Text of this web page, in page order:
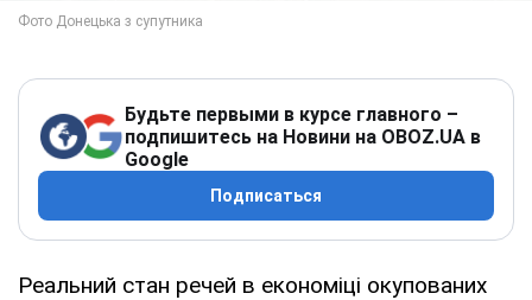
Будьте первыми в курсе главного –
подпишитесь на Новини на OBOZ.UA в
Google
Подписаться
Реальний стан речей в економіці окупованих